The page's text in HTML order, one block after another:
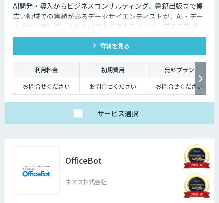
AI開発・導入からビジネスコンサルティング、書籍出版まで幅
広い領域での実績があるデータサイエンティストが、AI・デー
タ活用に関して川上から川下までフルラインナップでご支援い
たします。
詳細を見る
利用料金 初期費用
無料プラン
お問合せください
お問合せください お問合せください
サービス選択
OfficeBot
ネオス株式会社